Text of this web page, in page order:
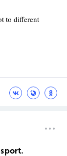
to different